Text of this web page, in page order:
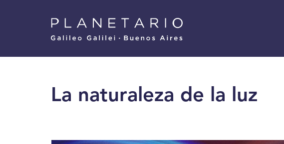
Superior
La naturaleza de la luz